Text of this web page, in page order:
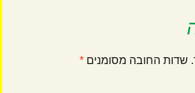
שדות החובה מסומנים *